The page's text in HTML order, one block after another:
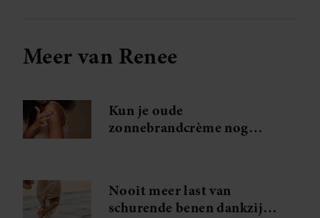
Meer van Renee
Kun je oude
zonnebrandcrème nog
Nooit meer last van
schurende benen dankzij